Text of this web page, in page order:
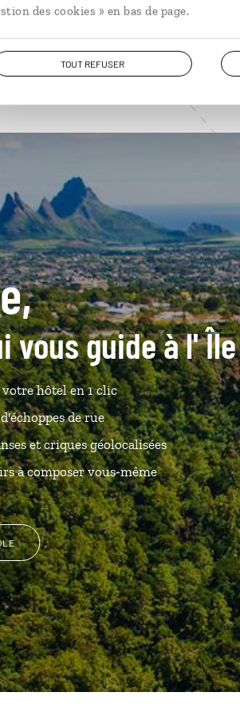
des cookies » en bas de page.
TOUT REFUSER
vous guide à l'
hôtel en 1 clic
de rue
et criques géolocalisées
à composer vous-même